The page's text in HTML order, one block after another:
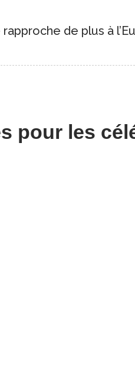
rapproche de plus à
pour les